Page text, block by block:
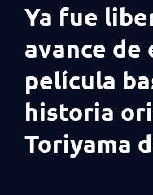
Ya fue
avance de
película
historia
Toriyama